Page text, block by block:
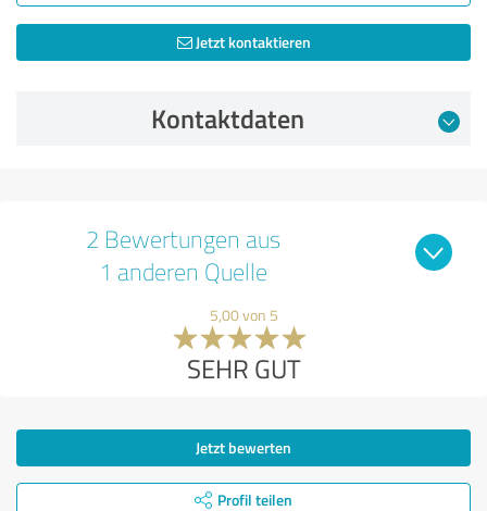
Jetzt kontaktieren
Kontaktdaten
2 Bewertungen aus
1 anderen Quelle
5,00 von 5
SEHR GUT
Jetzt bewerten
Profil teilen